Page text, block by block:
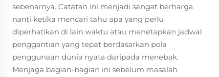
sebenarnya. Catatan ini menjadi sangat berharga
nanti ketika mencari tahu apa yang perlu
diperhatikan di lain waktu atau menetapkan jadwal
penggantian yang tepat berdasarkan pola
penggunaan dunia nyata daripada menebak.
Menjaga bagian-bagian ini sebelum masalah